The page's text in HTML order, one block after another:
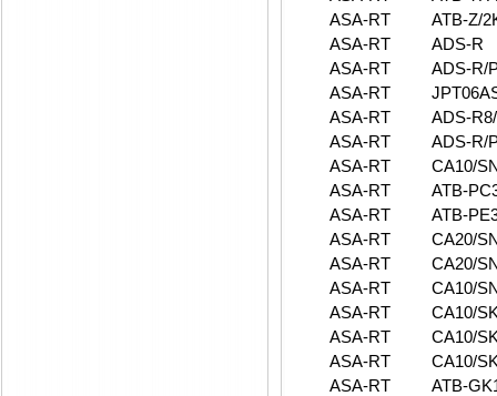
ASA-RT
ATB-Z/
ASA-RT
ADS-R
ASA-RT
ADS-R/
ASA-RT
ASA-RT
ADS-
ASA-RT
ADS-R/
ASA-RT
CA10/
ASA-RT
ATB-
ASA-RT
ATB-
ASA-RT
CA20/
ASA-RT
CA20/
ASA-RT
CA10/
ASA-RT
CA10/
ASA-RT
CA10/
ASA-RT
CA10/
ASA-RT
ATB-